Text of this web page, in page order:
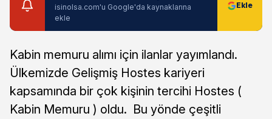
isinolsa.com'u Google'da kaynaklarına
ekle
Kabin memuru alımı için ilanlar yayımlandı.
Ülkemizde Gelişmiş Hostes kariyeri
kapsamında bir çok kişinin tercihi Hostes (
Kabin Memuru ) oldu. Bu yönde çeşitli